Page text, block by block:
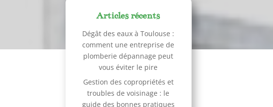
Articles récents
Dégât des eaux à Toulouse :
comment une entreprise de
plomberie dépannage peut
vous éviter le pire
Gestion des copropriétés et
troubles de voisinage : le
guide des bonnes pratiques